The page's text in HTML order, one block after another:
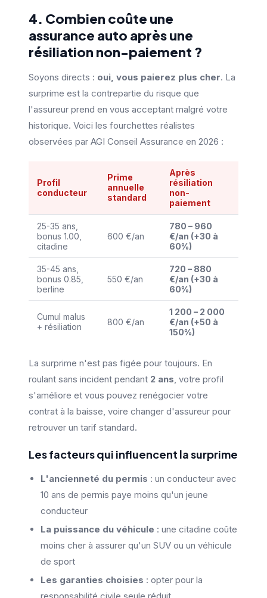
4. Combien coûte une
assurance auto après une
résiliation non-paiement ?
Soyons directs : oui, vous paierez plus cher. La
surprime est la contrepartie du risque que
l'assureur prend en vous acceptant malgré votre
historique. Voici les fourchettes réalistes
observées par AGI Conseil Assurance en 2026 :
Profil
conducteur
Prime
annuelle
standard
Après
résiliation
non-
paiement
25-35 ans,
bonus 1.00,
citadine
600 €/an
780 – 960
€/an (+30 à
60%)
35-45 ans,
bonus 0.85,
berline
550 €/an
720 – 880
€/an (+30 à
60%)
Cumul malus
+ résiliation
800 €/an
1 200 – 2 000
€/an (+50 à
150%)
La surprime n'est pas figée pour toujours. En
roulant sans incident pendant 2 ans, votre profil
s'améliore et vous pouvez renégocier votre
contrat à la baisse, voire changer d'assureur pour
retrouver un tarif standard.
Les facteurs qui influencent la surprime
L'ancienneté du permis : un conducteur avec
10 ans de permis paye moins qu'un jeune
conducteur
La puissance du véhicule : une citadine coûte
moins cher à assurer qu'un SUV ou un véhicule
de sport
Les garanties choisies : opter pour la